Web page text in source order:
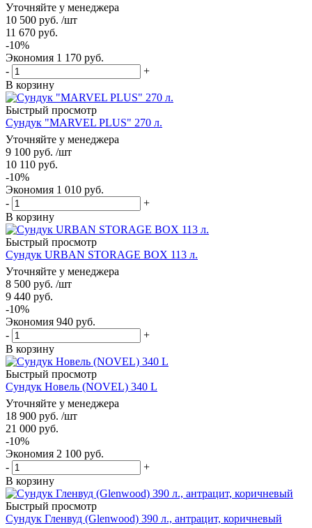
Уточняйте у менеджера
10 500 руб. /шт
11 670 руб.
-10%
Экономия 1 170 руб.
-
+
В корзину
Быстрый просмотр
Сундук "MARVEL PLUS" 270 л.
Уточняйте у менеджера
9 100 руб. /шт
10 110 руб.
-10%
Экономия 1 010 руб.
-
+
В корзину
Быстрый просмотр
Сундук URBAN STORAGE BOX 113 л.
Уточняйте у менеджера
8 500 руб. /шт
9 440 руб.
-10%
Экономия 940 руб.
-
+
В корзину
Быстрый просмотр
Сундук Новель (NOVEL) 340 L
Уточняйте у менеджера
18 900 руб. /шт
21 000 руб.
-10%
Экономия 2 100 руб.
-
+
В корзину
Быстрый просмотр
Сундук Гленвуд (Glenwood) 390 л., антрацит, коричневый